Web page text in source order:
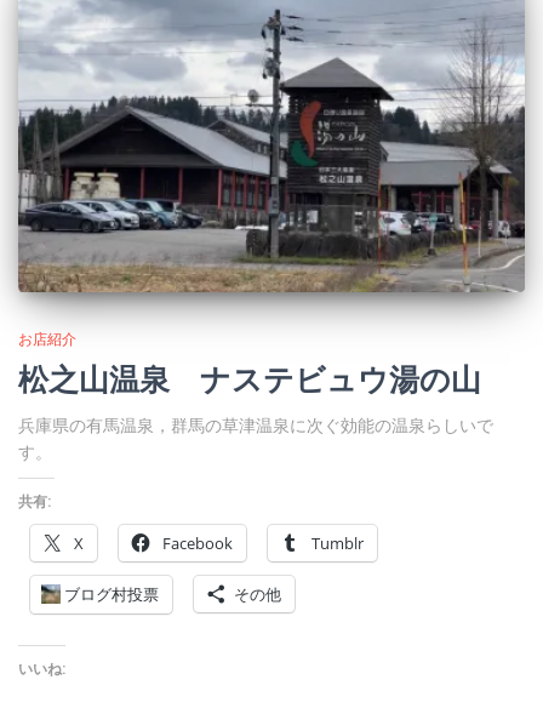
お店紹介
松之山温泉 ナステビュウ湯の山
兵庫県の有馬温泉，群馬の草津温泉に次ぐ効能の温泉らしいで
す。
共有:
X Facebook Tumblr
ブログ村投票 その他
いいね: